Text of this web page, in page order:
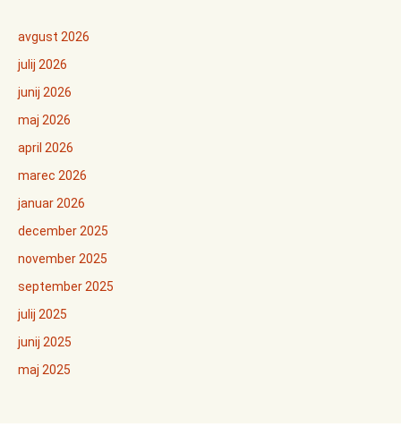
avgust 2026
julij 2026
junij 2026
maj 2026
april 2026
marec 2026
januar 2026
december 2025
november 2025
september 2025
julij 2025
junij 2025
maj 2025